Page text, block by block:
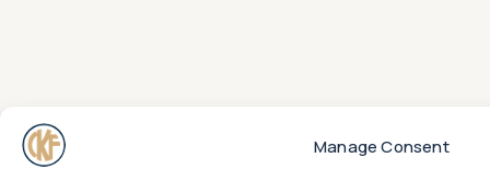
Manage Consent